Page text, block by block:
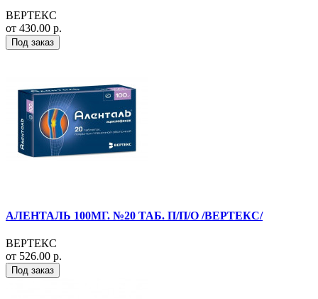
ВЕРТЕКС
от 430.00 р.
Под заказ
АЛЕНТАЛЬ 100МГ. №20 ТАБ. П/П/О /ВЕРТЕКС/
ВЕРТЕКС
от 526.00 р.
Под заказ